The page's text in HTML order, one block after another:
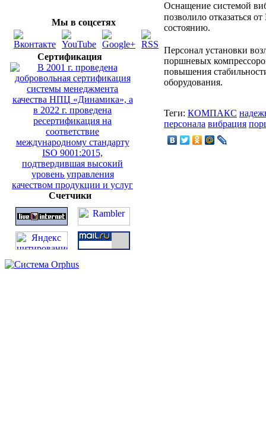
Мы в соцсетях
Сертификация
Счетчики
Оснащение системой
позволило отказаться
состоянию.
Персонал установки
поршневых
повышения
оборудования.
Теги: КОМПАКС
персонала вибрация